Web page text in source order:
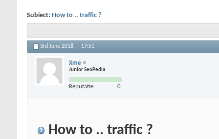
Subiect: How to .. traffic ?
3rd June 2018, 17:51
Xme
Junior SeoPedia
Reputatie: 0
How to .. traffic ?